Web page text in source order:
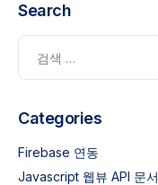
Search
Categories
Firebase 연동
Javascript 웹뷰 API 문서